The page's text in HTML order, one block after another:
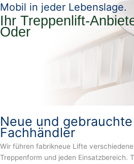
Mobil in jeder Lebenslage.
Ihr Treppenlift-
Oder
Neue und
Fachhändler
Wir führen fabrikneue Lifte
Treppenform und jeden Einsatzbereich.